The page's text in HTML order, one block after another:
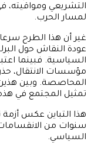
التشريعي ومواقيته،
لمسار الحرب.
غير أن هذا الطرح
عودة النقاش حول
السياسية. فبينما
مؤسسات الانتقال،
المحاصصة. وبين
تمثيل المجتمع في
هذا التباين عكس
سنوات من
السياسي.